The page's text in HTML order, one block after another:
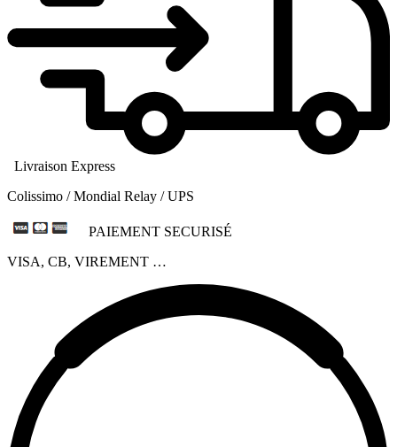
Livraison Express
Colissimo / Mondial Relay / UPS
PAIEMENT SECURISÉ
VISA, CB, VIREMENT …